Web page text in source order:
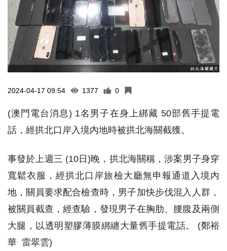
2024-04-17 09:54 1377 0
(澳門電台消息) 1名男子在身上綁藏 50部舊手提電
話，經拱北口岸入境內地時被拱北海關截獲。
事發於上週三 (10日)晚，拱北海關稱，涉案男子身穿
寬鬆衣服，經拱北口岸旅檢大廳無申報通道入境內
地，關員要求配合檢查時，男子加快步伐混入人群，
被關員截查，經查驗，發現男子在胸肋、腰腹及兩側
大腿，以透明塑膠薄膜綁纏大量舊手提電話。 (鄭裕
華 雷翠雲)